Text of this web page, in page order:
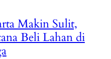
Makin Sulit,
Beli Lahan di